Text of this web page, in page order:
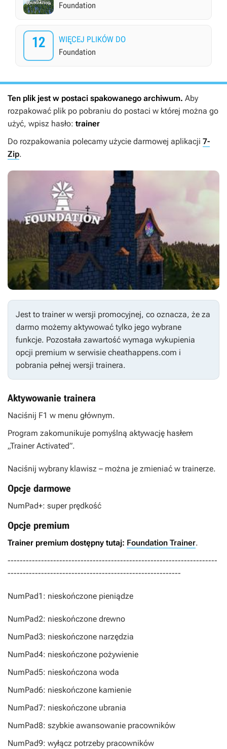
Foundation
12
WIĘCEJ PLIKÓW DO
Foundation
Ten plik jest w postaci spakowanego archiwum. Aby
rozpakować plik po pobraniu do postaci w której można go
użyć, wpisz hasło: trainer
Do rozpakowania polecamy użycie darmowej aplikacji 7-
Zip.
Jest to trainer w wersji promocyjnej, co oznacza, że za
darmo możemy aktywować tylko jego wybrane
funkcje. Pozostała zawartość wymaga wykupienia
opcji premium w serwisie cheathappens.com i
pobrania pełnej wersji trainera.
Aktywowanie trainera
Naciśnij F1 w menu głównym.
Program zakomunikuje pomyślną aktywację hasłem
„Trainer Activated”.
Naciśnij wybrany klawisz – można je zmieniać w trainerze.
Opcje darmowe
NumPad+: super prędkość
Opcje premium
Trainer premium dostępny tutaj: Foundation Trainer.
---------------------------------------------------------------------
---------------------------------------------------------
NumPad1: nieskończone pieniądze
NumPad2: nieskończone drewno
NumPad3: nieskończone narzędzia
NumPad4: nieskończone pożywienie
NumPad5: nieskończona woda
NumPad6: nieskończone kamienie
NumPad7: nieskończone ubrania
NumPad8: szybkie awansowanie pracowników
NumPad9: wyłącz potrzeby pracowników